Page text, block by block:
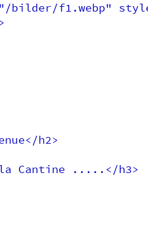
bilder/f1.webp"